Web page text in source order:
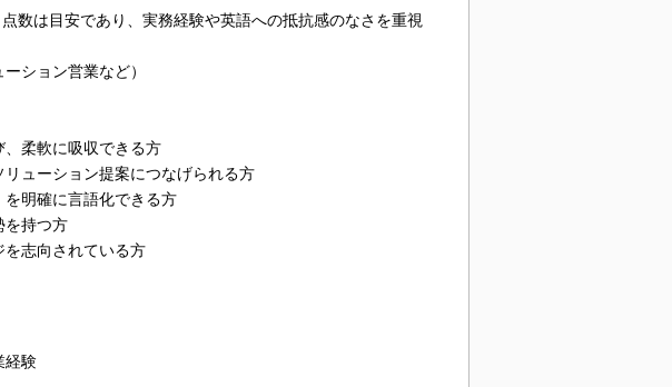
数は目安であり、実務経験や英語への抵抗感のなさを重視
ション営業など）
、柔軟に吸収できる方
ューション提案につなげられる方
を明確に言語化できる方
を持つ方
を志向されている方
経験